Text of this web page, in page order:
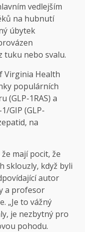
vedlejším
na hubnutí
úbytek
nebo svalu.
Virginia Health
populárních
(GLP-1RAS) a
GIP (GLP-
na
mají pocit, že
sklouzly, když byli
autor
a profesor
„Je to vážný
je nezbytný pro
pohodu.